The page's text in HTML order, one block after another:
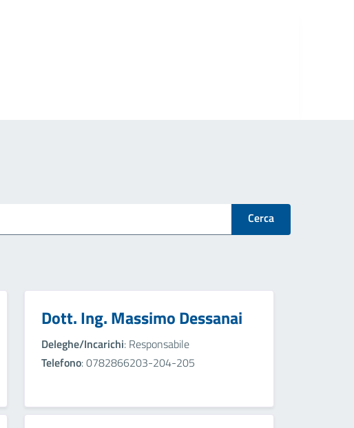
Cerca
Dott. Ing. Massimo Dessanai
Deleghe/Incarichi: Responsabile
Telefono: 0782866203-204-205